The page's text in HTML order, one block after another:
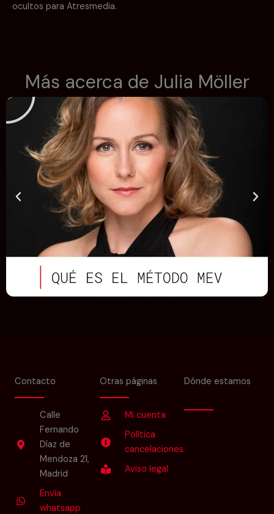
ocultos para Atresmedia.
Más acerca de Julia Möller
Contacto
Calle
Fernando
Díaz de
Mendoza 21,
Madrid
Envía
whatsapp
Otras páginas
Mi cuenta
Política
cancelaciones
Aviso legal
Dónde estamos